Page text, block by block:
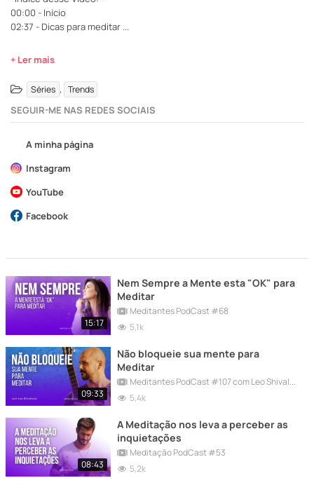
00:00 - Início
02:37 - Dicas para meditar ...
+ Ler mais
Séries , Trends
SEGUIR-ME NAS REDES SOCIAIS
A minha página
Instagram
YouTube
Facebook
15:17
Nem Sempre a Mente esta "OK" para
Meditar
Meditantes PodCast #68
5,1k
09:33
Não bloqueie sua mente para
Meditar
Meditantes PodCast #107 com Leo Shivaluna
5,4k
08:43
A Meditação nos leva a perceber as
inquietações
Meditação PodCast #53
5,2k